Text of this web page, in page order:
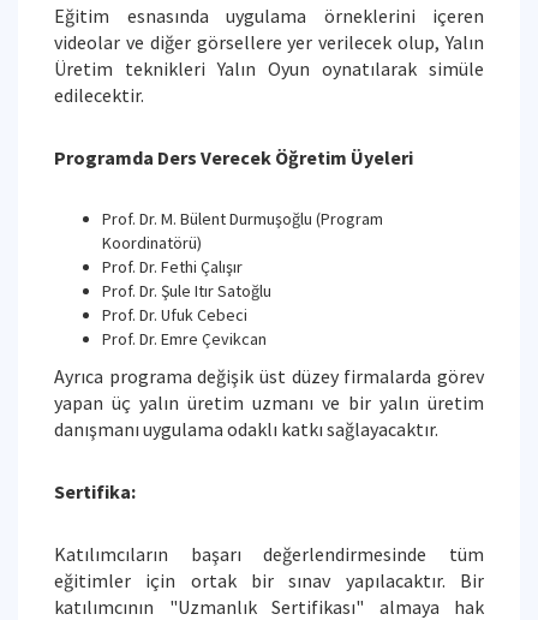
Eğitim esnasında uygulama örneklerini içeren
videolar ve diğer görsellere yer verilecek olup, Yalın
Üretim teknikleri Yalın Oyun oynatılarak simüle
edilecektir.
Programda Ders Verecek Öğretim Üyeleri
Prof. Dr. M. Bülent Durmuşoğlu (Program
Koordinatörü)
Prof. Dr. Fethi Çalışır
Prof. Dr. Şule Itır Satoğlu
Prof. Dr. Ufuk Cebeci
Prof. Dr. Emre Çevikcan
Ayrıca programa değişik üst düzey firmalarda görev
yapan üç yalın üretim uzmanı ve bir yalın üretim
danışmanı uygulama odaklı katkı sağlayacaktır.
Sertifika:
Katılımcıların başarı değerlendirmesinde tüm
eğitimler için ortak bir sınav yapılacaktır. Bir
katılımcının "Uzmanlık Sertifikası" almaya hak